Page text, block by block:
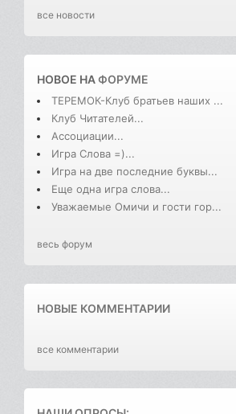
все новости
НОВОЕ НАФОРУМЕ
ТЕРЕМОК-Клуб братьев наших ...
Клуб Читателей...
Ассоциации...
Игра Слова =)...
Игра на две последние буквы...
Еще одна игра слова...
Уважаемые Омичи и гости гор...
весь форум
НОВЫЕ КОММЕНТАРИИ
все комментарии